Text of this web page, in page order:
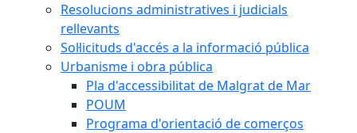
Resolucions administratives i judicials
rellevants
Sol·licituds d'accés a la informació pública
Urbanisme i obra pública
Pla d'accessibilitat de Malgrat de Mar
POUM
Programa d'orientació de comerços